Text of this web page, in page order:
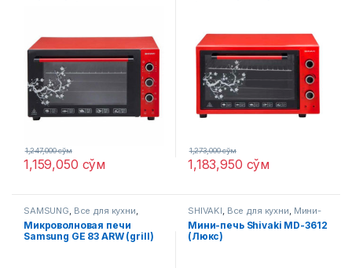
1,159,050 сўм
1,247,000сўм
1,183,950 сўм
1,273,000сўм
SAMSUNG, Все для кухни,
Микроволновые печи
Микроволновая печи
Samsung GE 83 ARW (grill)
SHIVAKI, Все для кухни, Мини-
печи
Мини-печь Shivaki MD-3612
(Люкс)